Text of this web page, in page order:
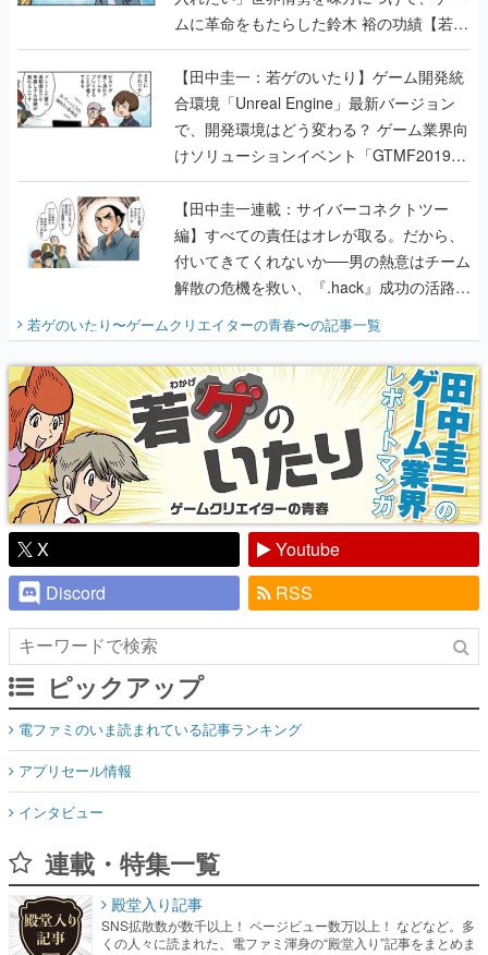
ムに革命をもたらした鈴木 裕の功績【若ゲ
のいたり】
【田中圭一：若ゲのいたり】ゲーム開発統
合環境「Unreal Engine」最新バージョン
で、開発環境はどう変わる？ ゲーム業界向
けソリューションイベント「GTMF2019」
に行って、より理解を深めよう【PR】
【田中圭一連載：サイバーコネクトツー
編】すべての責任はオレが取る。だから、
付いてきてくれないか──男の熱意はチーム
解散の危機を救い、『.hack』成功の活路を
開く。業界の快男児・松山 洋に流れる血は
『少年ジャンプ』色だった【若ゲのいた
り】
若ゲのいたり〜ゲームクリエイターの青春〜の記事一覧
X
Youtube
Discord
RSS
ピックアップ
電ファミのいま読まれている記事ランキング
アプリセール情報
インタビュー
連載・特集一覧
殿堂入り記事
SNS拡散数が数千以上！ ページビュー数万以上！ などなど。多
くの人々に読まれた、電ファミ渾身の“殿堂入り”記事をまとめま